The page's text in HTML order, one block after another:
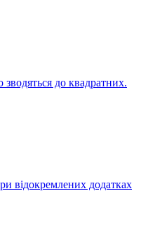
до квадратних.
відокремлених додатках